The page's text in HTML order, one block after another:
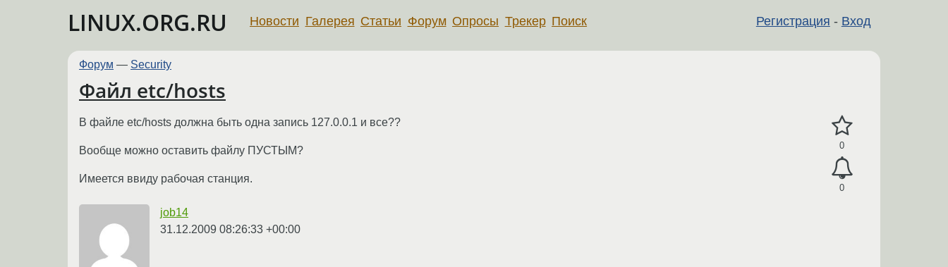
LINUX.ORG.RU Регистрация - Вход
Новости Галерея Статьи Форум Опросы Трекер Поиск
Форум — Security
Файл etc/hosts
0
0
В файле etc/hosts должна быть одна запись 127.0.0.1 и все??
Вообще можно оставить файлу ПУСТЫМ?
Имеется ввиду рабочая станция.
job14
31.12.2009 08:26:33 +00:00